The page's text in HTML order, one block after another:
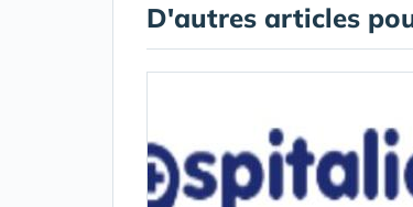
D'autres articles